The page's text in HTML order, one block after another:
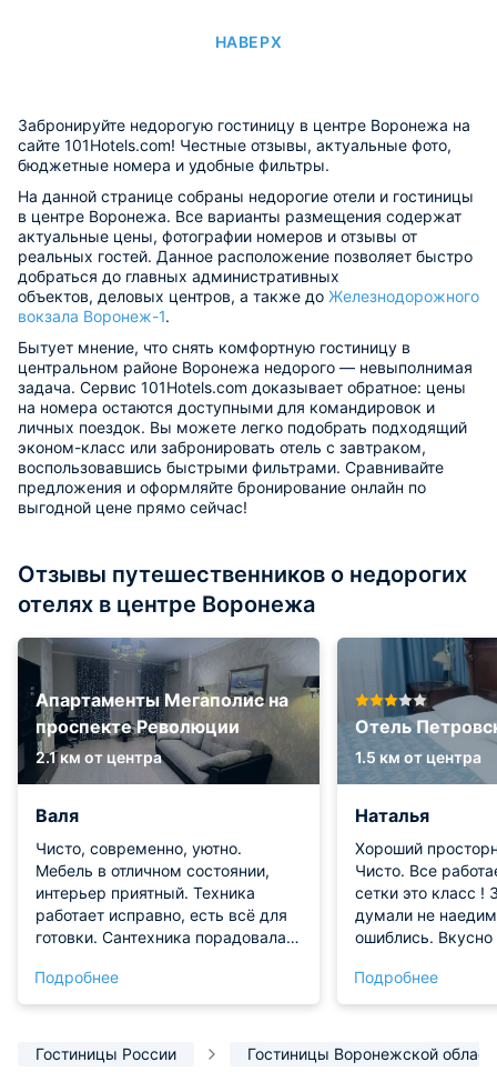
НАВЕРХ
Забронируйте недорогую гостиницу в центре Воронежа на
сайте 101Hotels.com! Честные отзывы, актуальные фото,
бюджетные номера и удобные фильтры.
На данной странице собраны недорогие отели и гостиницы
в центре Воронежа. Все варианты размещения содержат
актуальные цены, фотографии номеров и отзывы от
реальных гостей. Данное расположение позволяет быстро
добраться до главных административных
объектов, деловых центров, а также до Железнодорожного
вокзала Воронеж-1.
Бытует мнение, что снять комфортную гостиницу в
центральном районе Воронежа недорого — невыполнимая
задача. Сервис 101Hotels.com доказывает обратное: цены
на номера остаются доступными для командировок и
личных поездок. Вы можете легко подобрать подходящий
эконом-класс или забронировать отель с завтраком,
воспользовавшись быстрыми фильтрами. Сравнивайте
предложения и оформляйте бронирование онлайн по
выгодной цене прямо сейчас!
Отзывы путешественников о недорогих
отелях в центре Воронежа
Апартаменты Мегаполис на
проспекте Революции
2.1 км от центра
Валя
Чисто, современно, уютно.
Мебель в отличном состоянии,
интерьер приятный. Техника
работает исправно, есть всё для
готовки. Сантехника порадовала
Обязательно приедем еще.
Подробнее
Отель
1.5 км от центра
Наталья
Хороший
Чисто. Все
сетки это класс ! Завтраком,
думали не
ошиблись. Вкусно
хотя бы огурчик
Хочу сказать
любезны и
Подробнее
Гостиницы России Гостиницы Воронежской